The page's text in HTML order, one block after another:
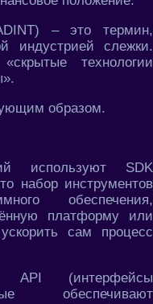
– это термин,
индустрией слежки.
технологии
образом.
используют SDK
набор инструментов
обеспечения,
платформу или
сам процесс
(интерфейсы
обеспечивают